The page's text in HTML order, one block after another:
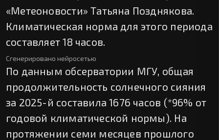
«Метеоновости» Татьяна Позднякова.
Климатическая норма для этого периода
составляет 18 часов.
Сгенерировано нейросетью
По данным обсерватории МГУ, общая
продолжительность солнечного сияния
за 2025-й составила 1676 часов (*96% от
годовой климатической нормы). На
протяжении семи месяцев прошлого